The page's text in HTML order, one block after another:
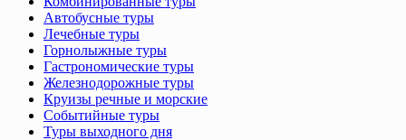
Автобусные туры
Лечебные туры
Горнолыжные туры
Гастрономические туры
Железнодорожные туры
Круизы речные и морские
Событийные туры
Туры выходного дня